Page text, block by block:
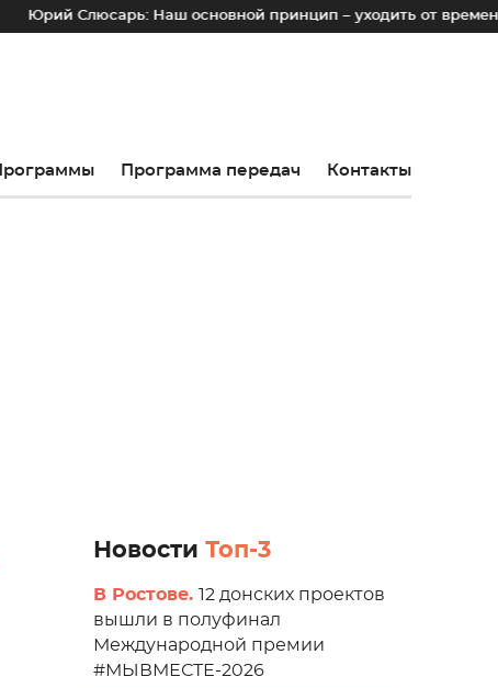
Наш основной принцип – уходить от временных лотков,
Программа передач Контакты
Новости Топ-3
В Ростове. 12 донских проектов
вышли в полуфинал
Международной премии
#МЫВМЕСТЕ-2026